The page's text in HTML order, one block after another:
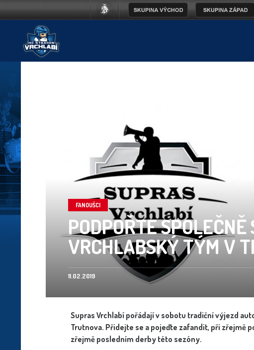
FANOUŠCI
PODPOŘTE SPOLEČNĚ
VRCHLABSKÝ TÝM V
11.02.2019
Supras Vrchlabí pořádají v sobotu tradiční výjezd
Trutnova. Přidejte se a pojeďte zafandit, při zřejmě
zřejmě posledním derby této sezóny.